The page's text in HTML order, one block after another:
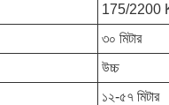
175/2200
৩০ মিটার
উচ্চ
১২-৫৭ মিটার